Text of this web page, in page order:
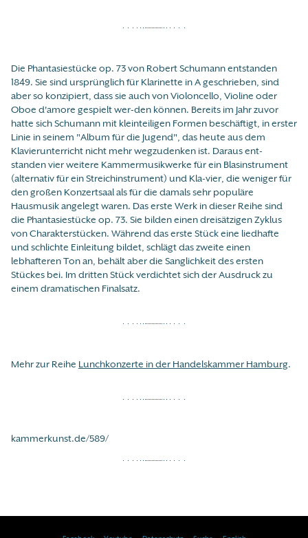
Die Phantasiestücke op. 73 von Robert Schumann entstanden
1849. Sie sind ursprünglich für Klarinette in A geschrieben, sind
aber so konzipiert, dass sie auch von Violoncello, Violine oder
Oboe d'amore gespielt wer-den können. Bereits im Jahr zuvor
hatte sich Schumann mit kleinteiligen Formen beschäftigt, in erster
Linie in seinem "Album für die Jugend", das heute aus dem
Klavierunterricht nicht mehr wegzudenken ist. Daraus ent-
standen vier weitere Kammermusikwerke für ein Blasinstrument
(alternativ für ein Streichinstrument) und Kla-vier, die weniger für
den großen Konzertsaal als für die damals sehr populäre
Hausmusik angelegt waren. Das erste Werk in dieser Reihe sind
die Phantasiestücke op. 73. Sie bilden einen dreisätzigen Zyklus
von Charakterstücken. Während das erste Stück eine liedhafte
und schlichte Einleitung bildet, schlägt das zweite einen
lebhafteren Ton an, behält aber die Sanglichkeit des ersten
Stückes bei. Im dritten Stück verdichtet sich der Ausdruck zu
einem dramatischen Finalsatz.
Mehr zur Reihe Lunchkonzerte in der Handelskammer Hamburg.
kammerkunst.de/589/